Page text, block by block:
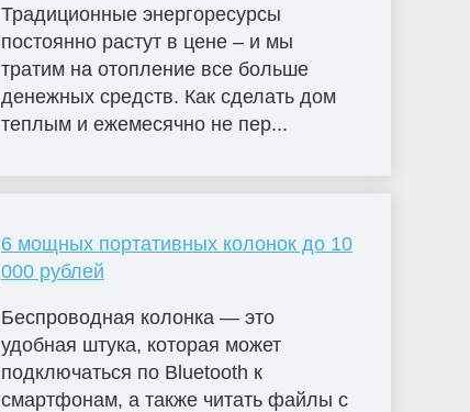
Традиционные энергоресурсы
постоянно растут в цене – и мы
тратим на отопление все больше
денежных средств. Как сделать дом
теплым и ежемесячно не пер...
6 мощных портативных колонок до 10
000 рублей
Беспроводная колонка — это
удобная штука, которая может
подключаться по Bluetooth к
смартфонам, а также читать файлы с